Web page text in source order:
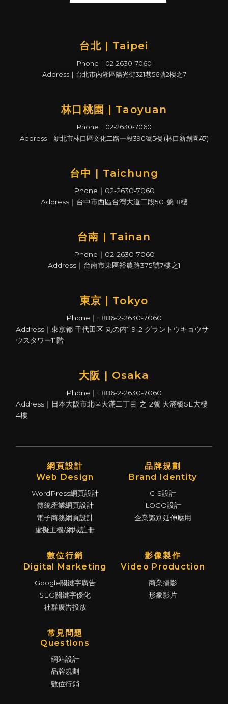
台北 | Taipei
Phone｜02-2630-7060
Address｜台北市內湖區陽光街321巷56號2樓之7
林口桃園 | Taoyuan
Phone｜02-2630-7060
Address｜新北市林口區文化二路一段390號5樓 (林口新創園A7)
台中 | Taichung
Phone｜02-2630-7060
Address｜台中市西區台灣大道二段501號18樓
台南 | Tainan
Phone｜02-2630-7060
Address｜台南市東區裕農路375號7樓之1
東京 | Tokyo
Phone｜+886-2-2630-7060
Address｜東京都 千代田区 丸の内1-9-2 グラントウキョウサ
ウスタワー11階
大阪 | Osaka
Phone｜+886-2-2630-7060
Address｜日本大阪市北區天滿二丁目1之12號 天滿橋SE大樓
4樓
網頁設計
Web Design
WordPress網頁設計
傳統產業網頁設計
電子商務網頁設計
虛擬主機/網域註冊
品牌規劃
Brand Identity
CIS設計
LOGO設計
企業識別延伸應用
數位行銷
Digital Marketing
Google關鍵字廣告
SEO關鍵字優化
社群廣告投放
影像製作
Video Production
商業攝影
形象影片
常見問題
Questions
網站設計
品牌規劃
數位行銷